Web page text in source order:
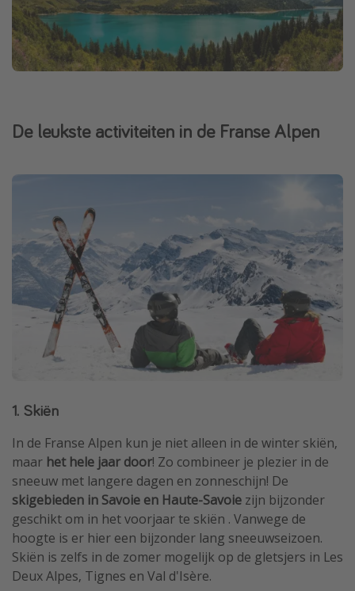
De leukste activiteiten in de Franse Alpen
1. Skiën
In de Franse Alpen kun je niet alleen in de winter skiën,
maar het hele jaar door! Zo combineer je plezier in de
sneeuw met langere dagen en zonneschijn! De
skigebieden in Savoie en Haute-Savoie zijn bijzonder
geschikt om in het voorjaar te skiën . Vanwege de
hoogte is er hier een bijzonder lang sneeuwseizoen.
Skiën is zelfs in de zomer mogelijk op de gletsjers in Les
Deux Alpes, Tignes en Val d'Isère.